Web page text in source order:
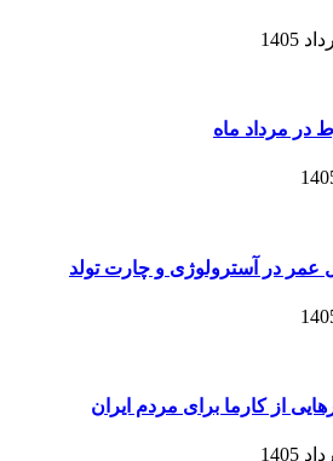
در مرداد ماه
در آسترولوژی و چارت تولد
از کارما برای مردم ایران